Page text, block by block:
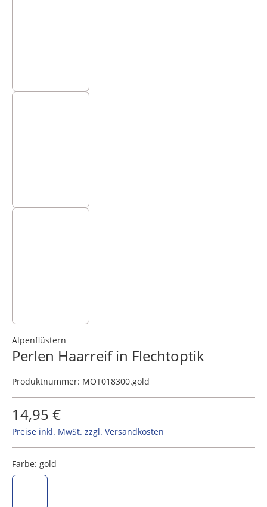
Alpenflüstern
Perlen Haarreif in Flechtoptik
Produktnummer: MOT018300.gold
14,95 €
Preise inkl. MwSt. zzgl. Versandkosten
Farbe: gold